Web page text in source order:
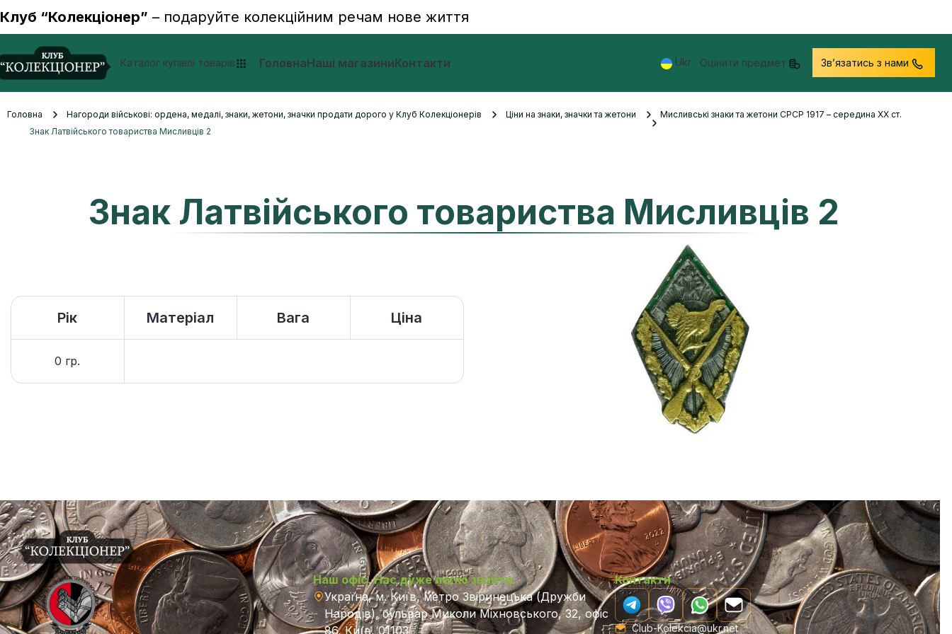
Клуб “Колекціонер” – подаруйте колекційним речам нове життя
Каталог купівлі товарів ГоловнаНаші магазиниКонтакти Ukr Оцінити предмет Звʼязатись з нами
Головна Нагороди військові: ордена, медалі, знаки, жетони, значки продати дорого у Клуб Колекціонерів Ціни на знаки, значки та жетони
Мисливські знаки та жетони СРСР 1917 – середина XX ст.
Знак Латвійського товариства Мисливців 2
Знак Латвійського товариства Мисливців 2
Рік Матеріал Вага Ціна
0 гр.
Наш офіс. Нас дуже легко знайти.
Україна, м. Київ, метро Звіринецька (Дружби
Народів), бульвар Миколи Міхновського, 32, офіс
86, Київ, 01103
Контакти
Club-Kolekcia@ukr.net